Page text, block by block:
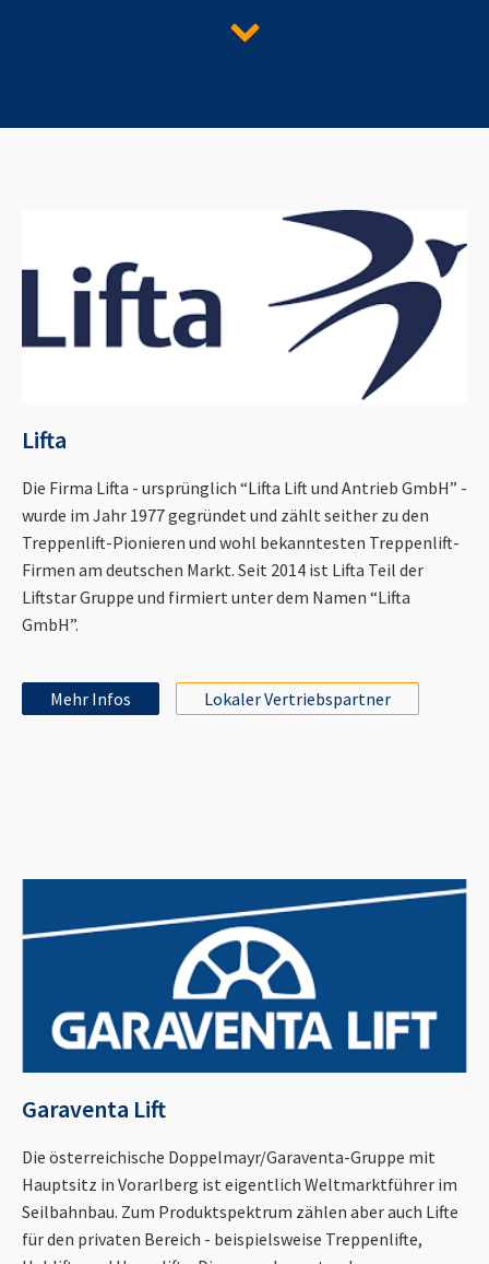
Lifta
Die Firma Lifta - ursprünglich “Lifta Lift und Antrieb GmbH” -
wurde im Jahr 1977 gegründet und zählt seither zu den
Treppenlift-Pionieren und wohl bekanntesten Treppenlift-
Firmen am deutschen Markt. Seit 2014 ist Lifta Teil der
Liftstar Gruppe und firmiert unter dem Namen “Lifta
GmbH”.
Mehr Infos Lokaler Vertriebspartner
Garaventa Lift
Die österreichische Doppelmayr/Garaventa-Gruppe mit
Hauptsitz in Vorarlberg ist eigentlich Weltmarktführer im
Seilbahnbau. Zum Produktspektrum zählen aber auch Lifte
für den privaten Bereich - beispielsweise Treppenlifte,